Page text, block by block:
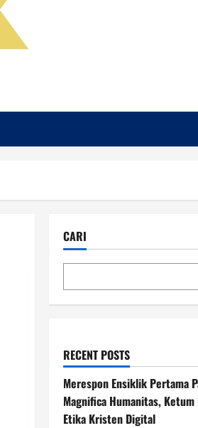
CARI
RECENT POSTS
Merespon Ensiklik Pertama
Magnifica Humanitas, Ketum
Etika Kristen Digital